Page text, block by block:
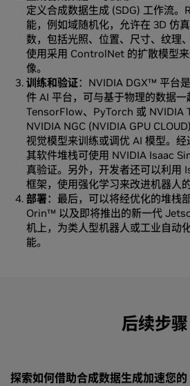
定义合成数据生成 (SDG) 工作流
能，例如域随机化，允许在 3D 仿
数，包括光照、位置、尺寸、纹理
使用采用 ControlNet 的扩散模型
像。
训练和验证：NVIDIA DGX™ 平台
件 AI 平台，可与基于物理的数据
TensorFlow、PyTorch 或 NVIDIA
NVIDIA NGC (NVIDIA GPU
视觉模型来训练或调优 AI 模型。
其软件堆栈可使用 NVIDIA Isaac
真验证。另外，开发者还可以利用
框架，使用强化学习来改进机器人的
部署：最后，可以将经优化的堆栈
Orin™ 以及即将推出的新一代
机上，为类人型机器人或工业自动
能。
后续步骤
探索如何借助合成数据生成加速您